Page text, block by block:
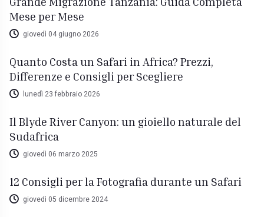
Mese per Mese
giovedì 04 giugno 2026
Quanto Costa un Safari in Africa? Prezzi,
Differenze e Consigli per Scegliere
lunedì 23 febbraio 2026
Il Blyde River Canyon: un gioiello naturale del
Sudafrica
giovedì 06 marzo 2025
12 Consigli per la Fotografia durante un Safari
giovedì 05 dicembre 2024